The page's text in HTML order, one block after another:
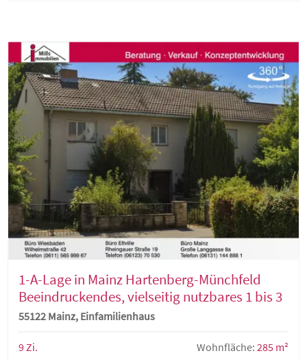
1-A-Lage in Mainz Hartenberg-Münchfeld
Beeindruckendes, vielseitig nutzbares 1 bis 3
Familienhaus
55122 Mainz, Einfamilienhaus
9 Zi. Wohnfläche: 285 m²